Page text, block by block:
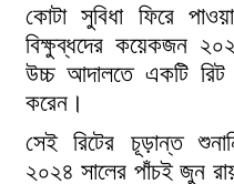
কোটা সুবিধা ফিরে
বিক্ষুব্ধদের কয়েকজন
উচ্চ আদালতে একটি
করেন।
সেই রিটের চূড়ান্ত
২০২৪ সালের পাঁচই জুন